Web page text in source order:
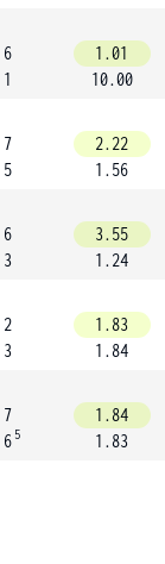
6
1
1.01
10.00
7
5
2.22
1.56
6
3
3.55
1.24
2
3
1.83
1.84
7
6 5
1.84
1.83